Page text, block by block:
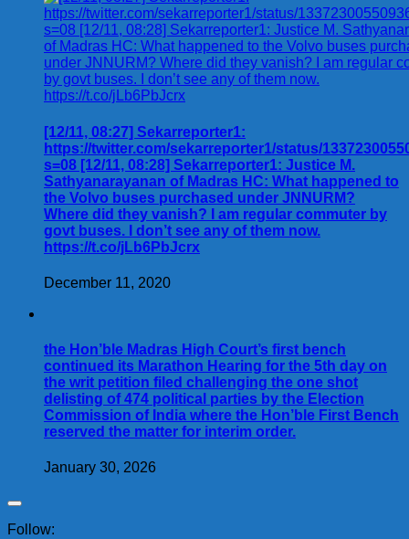
[12/11, 08:27] Sekarreporter1:
https://twitter.com/sekarreporter1/status/
s=08 [12/11, 08:28] Sekarreporter1: Justice M.
Sathyanarayanan of Madras HC: What happened to
the Volvo buses purchased under JNNURM?
Where did they vanish? I am regular commuter by
govt buses. I don’t see any of them now.
https://t.co/jLb6PbJcrx
December 11, 2020
the Hon’ble Madras High Court’s first bench
continued its Marathon Hearing for the 5th day on
the writ petition filed challenging the one shot
delisting of 474 political parties by the Election
Commission of India where the Hon’ble First Bench
reserved the matter for interim order.
January 30, 2026
Follow: